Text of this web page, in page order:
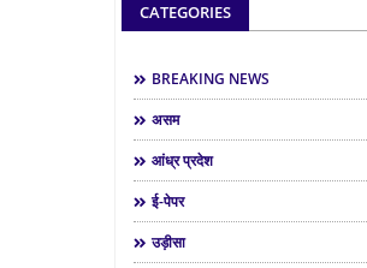
CATEGORIES
BREAKING NEWS
असम
आंध्र प्रदेश
ई-पेपर
उड़ीसा